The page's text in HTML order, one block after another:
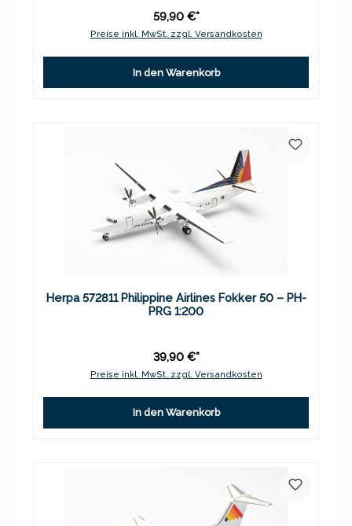
59,90 €*
Preise inkl. MwSt. zzgl. Versandkosten
In den Warenkorb
Herpa 572811 Philippine Airlines Fokker 50 – PH-
PRG 1:200
39,90 €*
Preise inkl. MwSt. zzgl. Versandkosten
In den Warenkorb